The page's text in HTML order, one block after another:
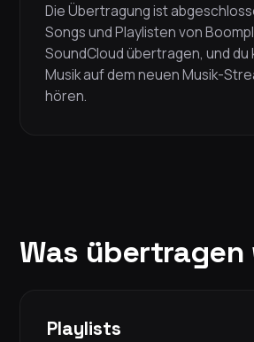
Die Übertragung ist
Songs und Playlisten von
SoundCloud übertragen, und du
Musik auf dem neuen Musik-
hören.
Was übertragen
Playlists